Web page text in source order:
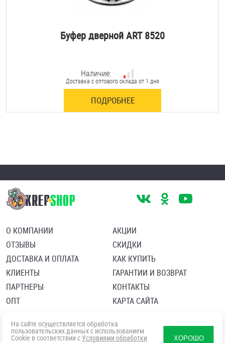
Буфер дверной ART 8520
Наличие:
Доставка с оптового склада от 1 дня
ПОДРОБНЕЕ
О КОМПАНИИ
ОТЗЫВЫ
ДОСТАВКА И ОПЛАТА
КЛИЕНТЫ
ПАРТНЕРЫ
ОПТ
АКЦИИ
СКИДКИ
КАК КУПИТЬ
ГАРАНТИИ И ВОЗВРАТ
КОНТАКТЫ
КАРТА САЙТА
Политика в отношении обработки персональных данных
Согласие посетителя сайта на обработку персональных данны
На сайте осуществляется обработка
пользовательских данных с использованием
Cookie в соответствии с Условиями обработки ХОРОШО